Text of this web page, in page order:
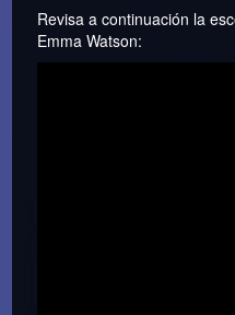
Revisa a continuación la
Emma Watson: